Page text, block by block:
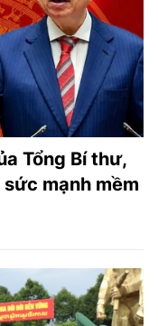
Tổng Bí thư,
mạnh mềm